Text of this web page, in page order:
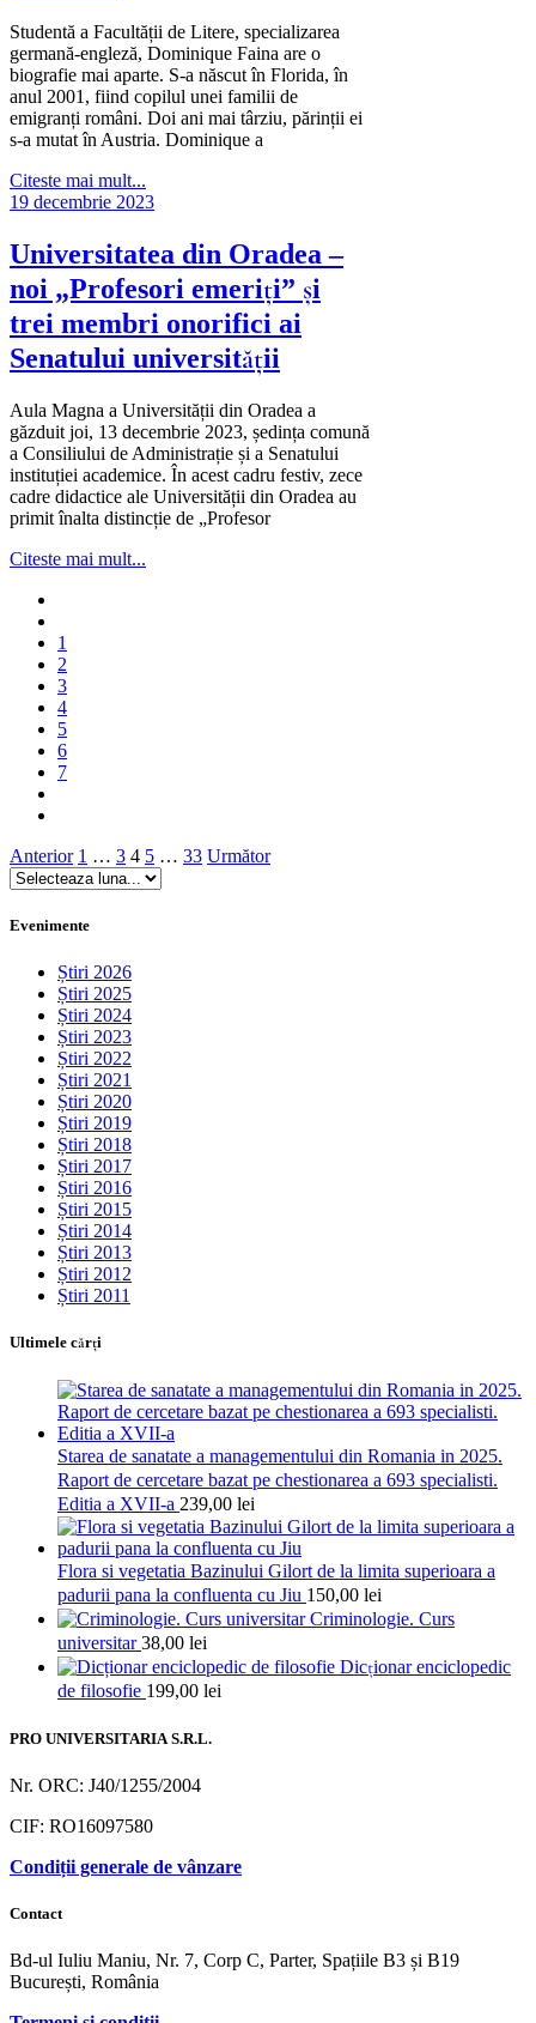
Studentă a Facultății de Litere, specializarea
germană-engleză, Dominique Faina are o
biografie mai aparte. S-a născut în Florida, în
anul 2001, fiind copilul unei familii de
emigranți români. Doi ani mai târziu, părinții ei
s-a mutat în Austria. Dominique a
Citeste mai mult...
19 decembrie 2023
Universitatea din Oradea –
noi „Profesori emeriți” și
trei membri onorifici ai
Senatului universității
Aula Magna a Universității din Oradea a
găzduit joi, 13 decembrie 2023, ședința comună
a Consiliului de Administrație și a Senatului
instituției academice. În acest cadru festiv, zece
cadre didactice ale Universității din Oradea au
primit înalta distincție de „Profesor
Citeste mai mult...
1
2
3
4
5
6
7
Paginație
articole
Anterior 1 … 3 4 5 … 33 Următor
Evenimente
Știri 2026
Știri 2025
Știri 2024
Știri 2023
Știri 2022
Știri 2021
Știri 2020
Știri 2019
Știri 2018
Știri 2017
Știri 2016
Știri 2015
Știri 2014
Știri 2013
Știri 2012
Știri 2011
Ultimele cărţi
Starea de sanatate a managementului din Romania in 2025.
Raport de cercetare bazat pe chestionarea a 693 specialisti.
Editia a XVII-a 239,00 lei
Flora si vegetatia Bazinului Gilort de la limita superioara a
padurii pana la confluenta cu Jiu 150,00 lei
Criminologie. Curs
universitar 38,00 lei
Dicționar enciclopedic
de filosofie 199,00 lei
PRO UNIVERSITARIA S.R.L.
Nr. ORC: J40/1255/2004
CIF: RO16097580
Condiții generale de vânzare
Contact
Bd-ul Iuliu Maniu, Nr. 7, Corp C, Parter, Spațiile B3 și B19
București, România